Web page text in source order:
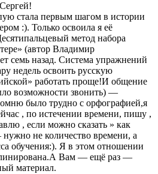
стала первым шагом в истории
:). Только освоила я её
метод набора
(автор Владимир
семь назад. Система упражнений
недель освоить русскую
работать проще!И общение
возможности звонить) —
было трудно с орфографией,я
, по истечении времени, пишу ,
, если можно сказать » как
не количество времени, а
обучения:). Я в этом отношении
Вам — ещё раз —
материал.